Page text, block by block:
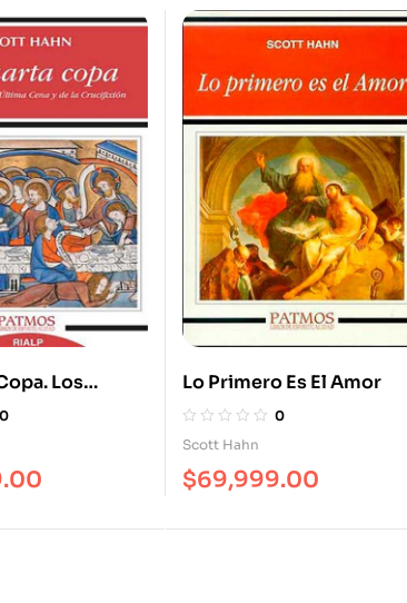
Los
La Última
Crucifixión.
0
Lo Primero Es El Amor
0
Scott Hahn
$69,999.00